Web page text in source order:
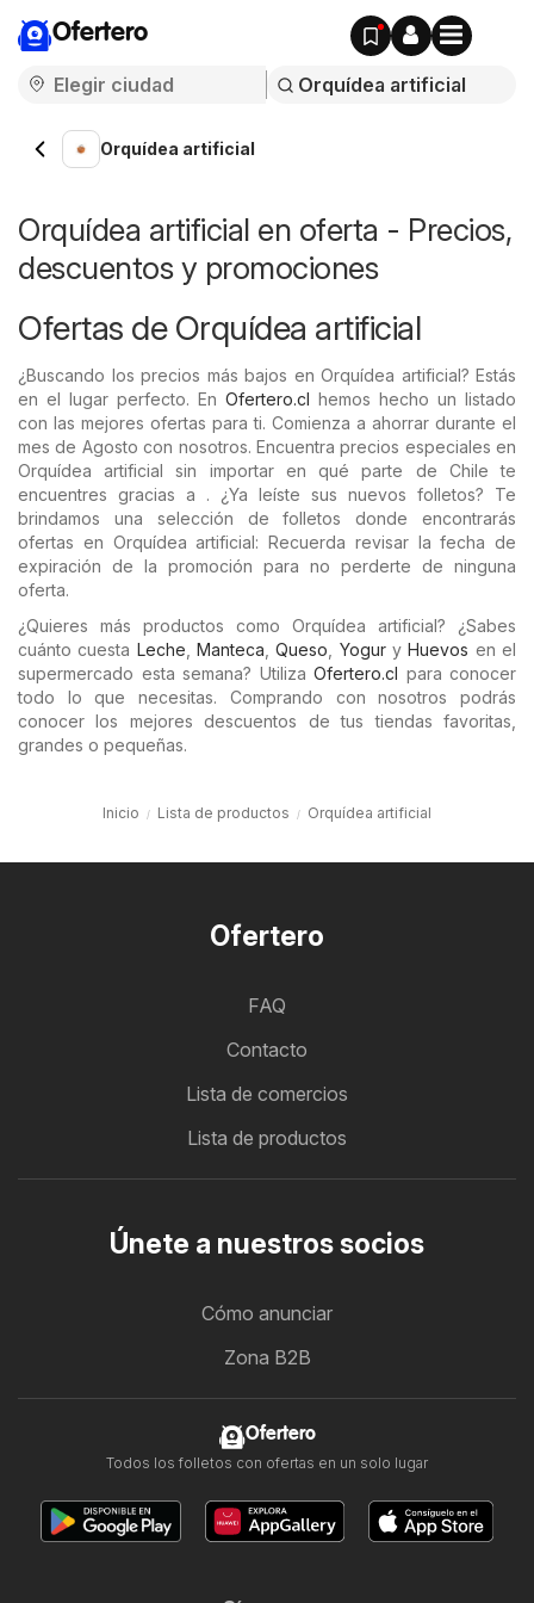
Ofertero
Orquídea artificial
Orquídea artificial en oferta - Precios,
descuentos y promociones
Ofertas de Orquídea artificial
¿Buscando los precios más bajos en Orquídea artificial? Estás
en el lugar perfecto. En Ofertero.cl hemos hecho un listado
con las mejores ofertas para ti. Comienza a ahorrar durante el
mes de Agosto con nosotros. Encuentra precios especiales en
Orquídea artificial sin importar en qué parte de Chile te
encuentres gracias a . ¿Ya leíste sus nuevos folletos? Te
brindamos una selección de folletos donde encontrarás
ofertas en Orquídea artificial: Recuerda revisar la fecha de
expiración de la promoción para no perderte de ninguna
oferta.
¿Quieres más productos como Orquídea artificial? ¿Sabes
cuánto cuesta Leche ,Manteca ,Queso YoguryHuevos en el
supermercado esta semana? Utiliza Ofertero.cl para conocer
todo lo que necesitas. Comprando con nosotros podrás
conocer los mejores descuentos de tus tiendas favoritas,
grandes o pequeñas.
Inicio Lista de productos Orquídea artificial
Ofertero
FAQ
Contacto
Lista de comercios
Lista de productos
Únete a nuestros socios
Cómo anunciar
Zona B2B
Ofertero
Todos los folletos con ofertas en un solo lugar